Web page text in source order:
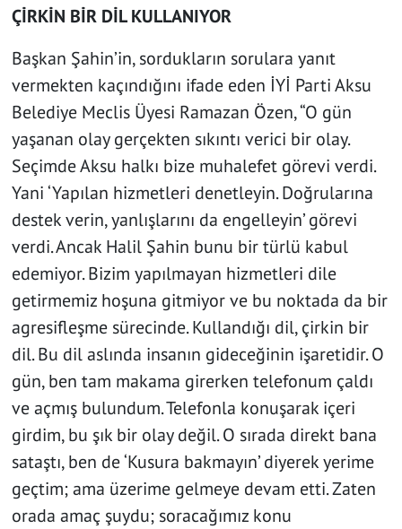
ÇİRKİN BİR DİL KULLANIYOR
Başkan Şahin’in, sordukların sorulara yanıt
vermekten kaçındığını ifade eden İYİ Parti Aksu
Belediye Meclis Üyesi Ramazan Özen, “O gün
yaşanan olay gerçekten sıkıntı verici bir olay.
Seçimde Aksu halkı bize muhalefet görevi verdi.
Yani ‘Yapılan hizmetleri denetleyin. Doğrularına
destek verin, yanlışlarını da engelleyin’ görevi
verdi. Ancak Halil Şahin bunu bir türlü kabul
edemiyor. Bizim yapılmayan hizmetleri dile
getirmemiz hoşuna gitmiyor ve bu noktada da bir
agresifleşme sürecinde. Kullandığı dil, çirkin bir
dil. Bu dil aslında insanın gideceğinin işaretidir. O
gün, ben tam makama girerken telefonum çaldı
ve açmış bulundum. Telefonla konuşarak içeri
girdim, bu şık bir olay değil. O sırada direkt bana
sataştı, ben de ‘Kusura bakmayın’ diyerek yerime
geçtim; ama üzerime gelmeye devam etti. Zaten
orada amaç şuydu; soracağımız konu